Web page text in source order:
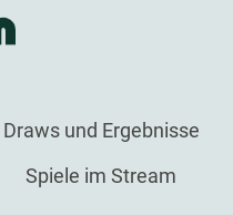
Draws und Ergebnisse
Spiele im Stream